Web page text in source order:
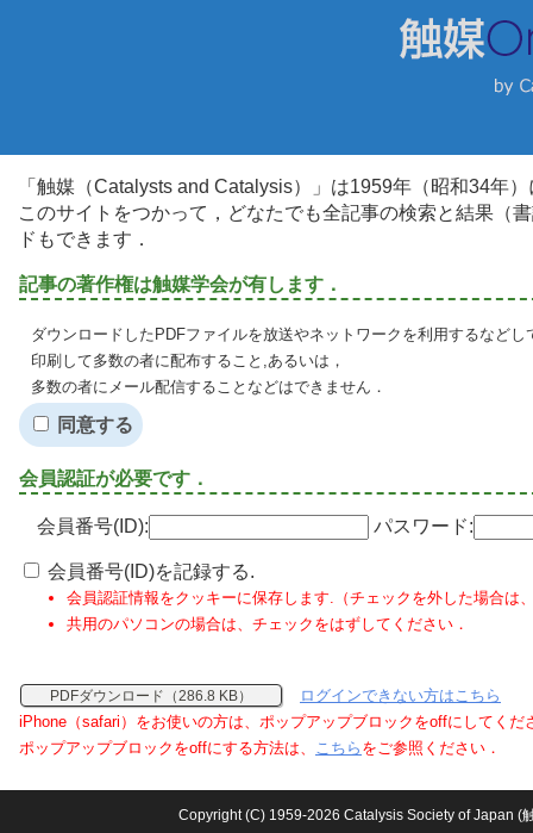
「触媒（Catalysts and Catalysis）」は1959年（昭和34年
このサイトをつかって，どなたでも全記事の検索と結果（
ドもできます．
記事の著作権は触媒学会が有します．
ダウンロードしたPDFファイルを放送やネットワークを利用するなど
印刷して多数の者に配布すること,あるいは，
多数の者にメール配信することなどはできません．
同意する
会員認証が必要です．
会員番号(ID): パスワード:
会員番号(ID)を記録する.
会員認証情報をクッキーに保存します.（チェックを外した場合は
共用のパソコンの場合は、チェックをはずしてください．
PDFダウンロード（286.8 KB）
ログインできない方はこちら
iPhone（safari）をお使いの方は、ポップアップブロックをoffにしてくだ
ポップアップブロックをoffにする方法は、 こちら をご参照ください．
Copyright (C) 1959-2026 Catalysis Society of Japan (